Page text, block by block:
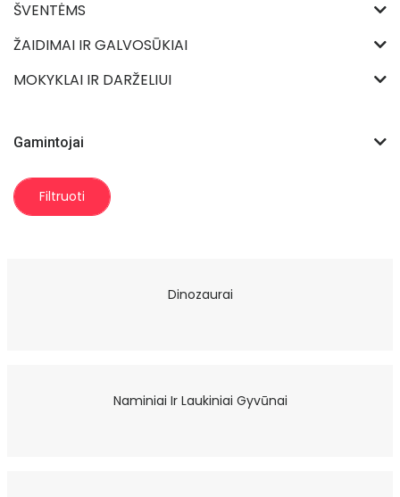
ŠVENTĖMS
ŽAIDIMAI IR GALVOSŪKIAI
MOKYKLAI IR DARŽELIUI
Gamintojai
Filtruoti
Dinozaurai
Naminiai Ir Laukiniai Gyvūnai